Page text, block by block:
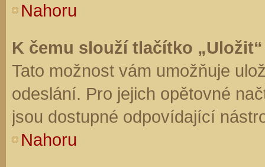
Nahoru
K čemu slouží tlačítko
Tato možnost vám umožňuje
odeslání. Pro jejich opětovné
jsou dostupné odpovídající
Nahoru